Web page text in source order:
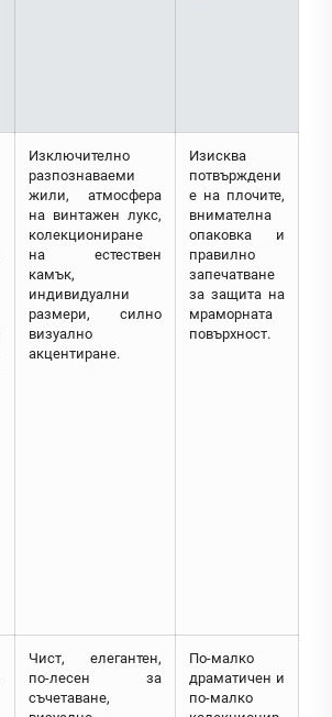
Изключително
разпознаваеми
жили, атмосфера
на винтажен лукс,
колекциониране
на естествен
камък,
индивидуални
размери, силно
визуално
акцентиране.
Изисква
потвърждени
е на плочите,
внимателна
опаковка и
правилно
запечатване
за защита на
мраморната
повърхност.
Чист, елегантен,
по-лесен за
съчетаване,
По-малко
драматичен и
по-малко